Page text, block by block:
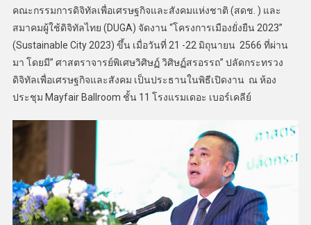
คณะกรรมการดิจิทัลเพื่อเศรษฐกิจและสังคมแห่งชาติ (สดช. ) และ
สมาคมผู้ใช้ดิจิทัลไทย (DUGA) จัดงาน “โครงการเมืองยั่งยืน 2023”
(Sustainable City 2023) ขึ้น เมื่อวันที่ 21 -22 มิถุนายน 2566 ที่ผ่าน
มา โดยมี” ศาสตราจารย์พิเศษวิศิษฏ์ วิศิษฏ์สรอรรถ” ปลัดกระทรวง
ดิจิทัลเพื่อเศรษฐกิจและสังคม เป็นประธานในพิธีเปิดงาน ณ ห้อง
ประชุม Mayfair Ballroom ชั้น 11 โรงแรมเดอะ เบอร์เคลีย์